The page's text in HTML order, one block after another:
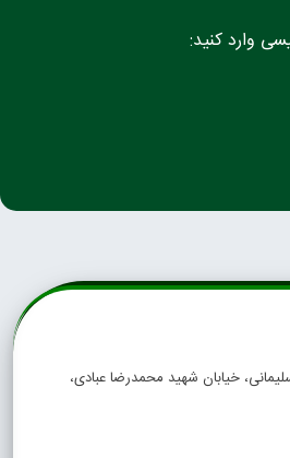
وارد کنید:
خیابان شهید محمدرضا عبادی،